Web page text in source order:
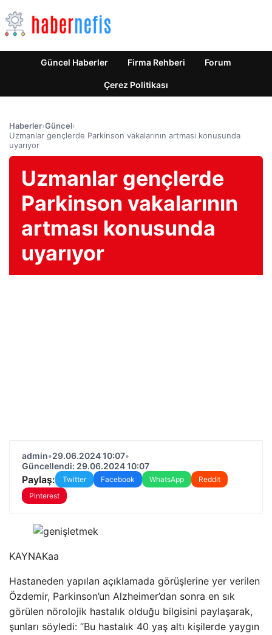
Güncel Haberler Firma Rehberi Forum
Çerez Politikası
Haberler›Güncel›
Uzmanlar gençlerde Parkinson vakalarının artması konusunda
uyarıyor
Uzmanlar gençlerde
Parkinson vakalarının
artması konusunda
uyarıyor
admin•29.06.2024 10:07•
Güncellendi: 29.06.2024 10:07
Paylaş: Twitter Facebook WhatsApp
Reddit
Pinterest
KAYNAKaa
Hastaneden yapılan açıklamada görüşlerine yer verilen
Özdemir, Parkinson’un Alzheimer’dan sonra en sık
görülen nörolojik hastalık olduğu bilgisini paylaşarak,
şunları söyledi: “Bu hastalık 40 yaş altı kişilerde yaygın